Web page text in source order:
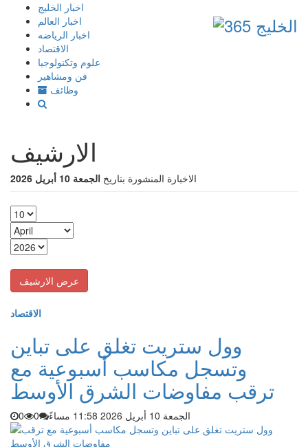
إذهب
المحتوى
اخبار الخليج
اخبار العالم
اخبار الرياضه
الاقتصاد
علوم وتكنولوجيا
فن ومشاهير
وظائف
الارشيف
الاخبارة المنشورة بتاريخ الجمعة 10 أبريل 2026
الاقتصاد
وول ستريت تغلق على تباين
وتسجل مكاسب أسبوعية مع
ترقب مفاوضات الشرق الأوسط
الجمعة 10 أبريل 2026 11:58 مساءً 0
0